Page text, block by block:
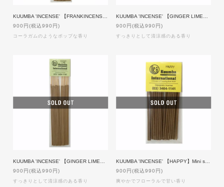
900円(税込990円)
コーラガムのようなポップな香り
900円(税込990円)
すっきりとして清涼感のある香り
900円(税込990円)
すっきりとして清涼感のある香り
900円(税込990円)
爽やかでフローラルで甘い香り